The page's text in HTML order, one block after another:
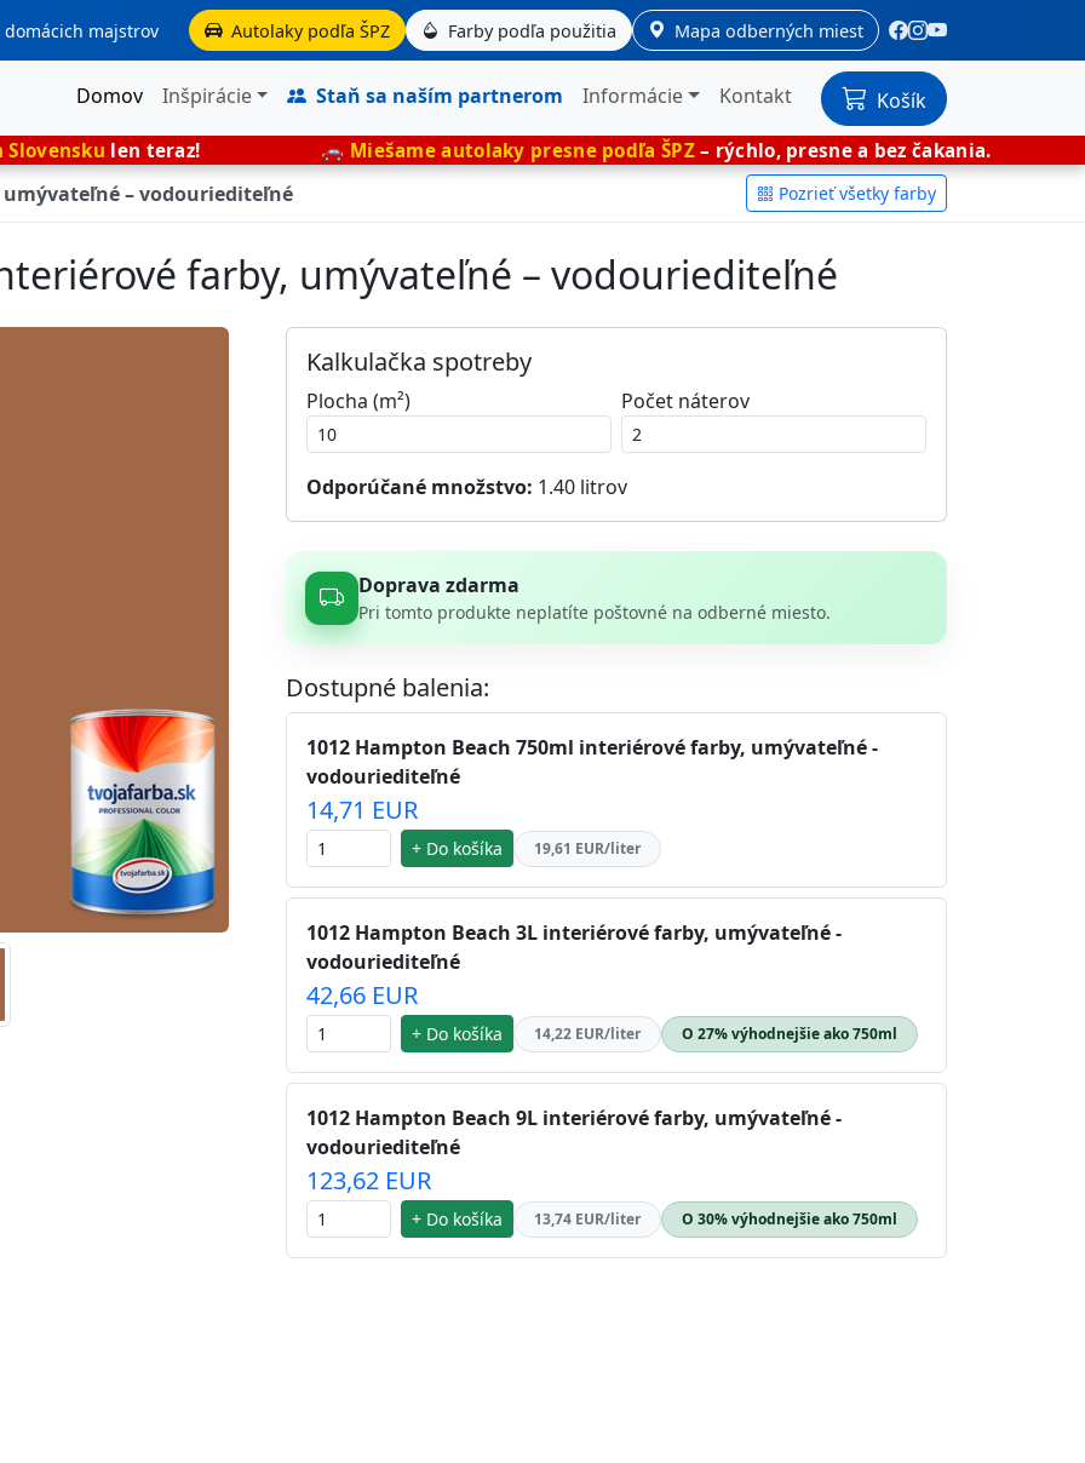
majstrov Autolaky podľa ŠPZ Farby podľa použitia Mapa odberných miest
Domov Inšpirácie Staň sa naším partnerom Informácie Kontakt Košík
teraz! 🚗 Miešame autolaky presne podľa ŠPZ– rýchlo, presne a bez čakania. 🎨
– vodouriediteľné Pozrieť všetky farby
farby, umývateľné – vodouriediteľné
Kalkulačka spotreby
Plocha (m²) Počet náterov
Odporúčané množstvo: 1.40 litrov
Doprava zdarma
Pri tomto produkte neplatíte poštovné na odberné miesto.
Dostupné balenia:
1012 Hampton Beach 750ml interiérové farby, umývateľné -
vodouriediteľné
14,71 EUR
+ Do košíka 19,61 EUR/liter
1012 Hampton Beach 3L interiérové farby, umývateľné -
vodouriediteľné
42,66 EUR
+ Do košíka 14,22 EUR/liter O 27% výhodnejšie ako 750ml
1012 Hampton Beach 9L interiérové farby, umývateľné -
vodouriediteľné
123,62 EUR
+ Do košíka 13,74 EUR/liter O 30% výhodnejšie ako 750ml